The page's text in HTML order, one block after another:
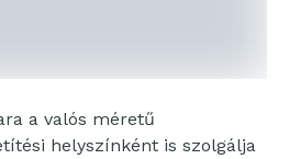
a valós méretű
helyszínként is szolgálja